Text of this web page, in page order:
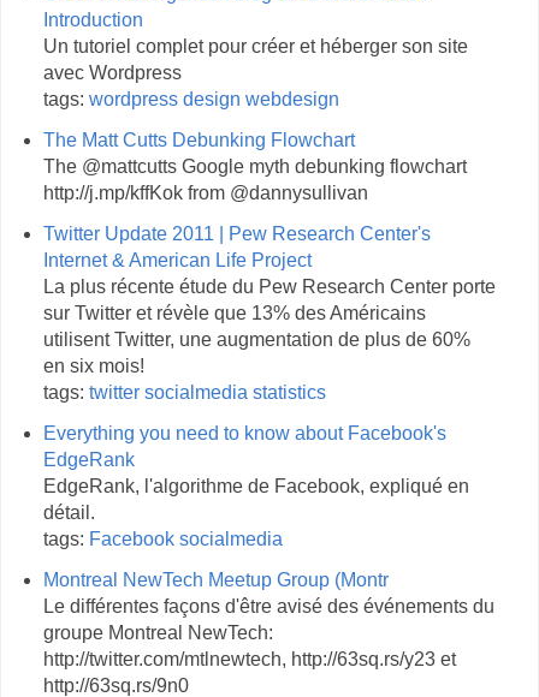
Introduction
Un tutoriel complet pour créer et héberger son site
avec Wordpress
tags: wordpress design webdesign
The Matt Cutts Debunking Flowchart
The @mattcutts Google myth debunking flowchart
http://j.mp/kffKok from @dannysullivan
Twitter Update 2011 | Pew Research Center's
Internet & American Life Project
La plus récente étude du Pew Research Center porte
sur Twitter et révèle que 13% des Américains
utilisent Twitter, une augmentation de plus de 60%
en six mois!
tags: twitter socialmedia statistics
Everything you need to know about Facebook's
EdgeRank
EdgeRank, l'algorithme de Facebook, expliqué en
détail.
tags: Facebook socialmedia
Montreal NewTech Meetup Group (Montr
Le différentes façons d'être avisé des événements du
groupe Montreal NewTech:
http://twitter.com/mtlnewtech, http://63sq.rs/y23 et
http://63sq.rs/9n0